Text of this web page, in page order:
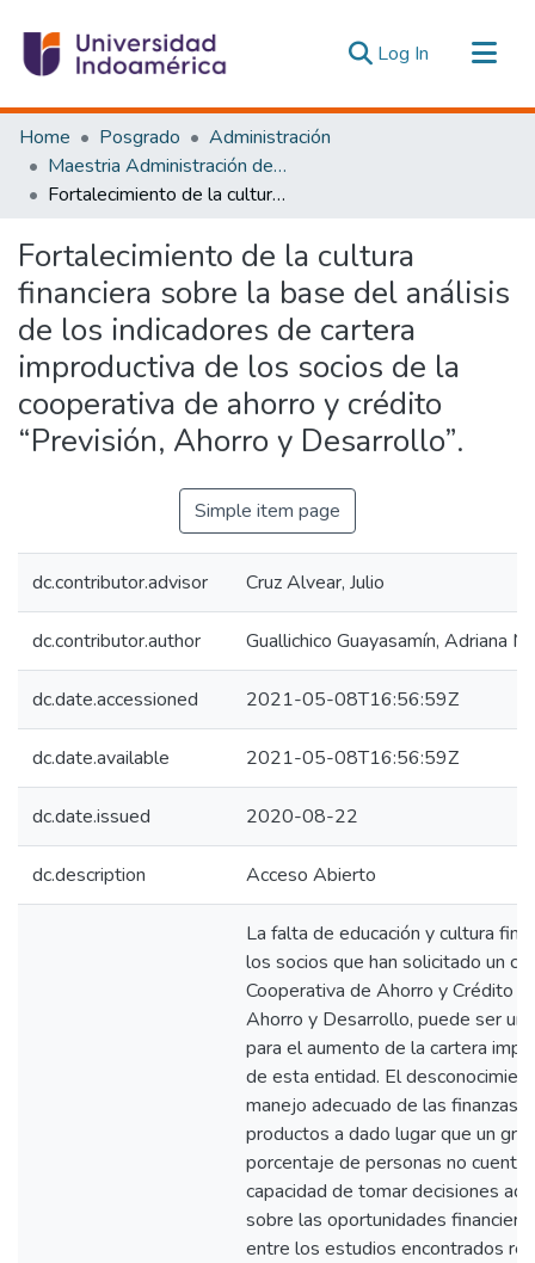
Log In (current)
Communities & Collections
All of DSpace
Statistics
Home Posgrado
Administración
Maestria Administración de las Organizaciones de la Economía Social y Solidaria
Fortalecimiento de la cultura financiera sobre la base del análisis de los indicadores de cartera improductiva de los socios de la cooperativa de ahorro y crédito “Previsión, Ahorro y Desarrollo”.
Fortalecimiento de la cultura
financiera sobre la base del análisis
de los indicadores de cartera
improductiva de los socios de la
cooperativa de ahorro y crédito
“Previsión, Ahorro y Desarrollo”.
Simple item page
dc.contributor.advisor Cruz Alvear, Julio
dc.contributor.author Guallichico Guayasamín, Adriana
dc.date.accessioned 2021-05-08T16:56:59Z
dc.date.available 2021-05-08T16:56:59Z
dc.date.issued 2020-08-22
dc.description Acceso Abierto
La falta de educación y cultura
los socios que han solicitado un
Cooperativa de Ahorro y Crédito
Ahorro y Desarrollo, puede ser
para el aumento de la cartera
de esta entidad. El
manejo adecuado de las finanzas
productos a dado lugar que un gran
porcentaje de personas no
capacidad de tomar decisiones
sobre las oportunidades
entre los estudios encontrados